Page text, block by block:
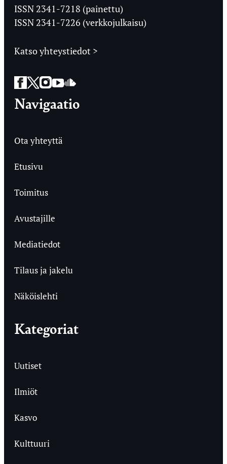
Ylioppilaslehti
ISSN 2341-7218 (painettu)
ISSN 2341-7226 (verkkojulkaisu)
Katso yhteystiedot >
Facebook
Twitter
Instagram
YouTube
SoundCloud
Navigaatio
Ota yhteyttä
Etusivu
Toimitus
Avustajille
Mediatiedot
Tilaus ja jakelu
Näköislehti
Kategoriat
Uutiset
Ilmiöt
Kasvo
Kulttuuri